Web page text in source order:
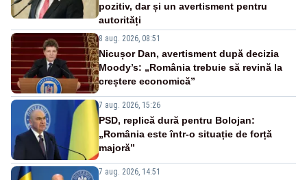
pozitiv, dar și un avertisment pentru
autorități
8 aug. 2026, 08:51
Nicușor Dan, avertisment după decizia
Moody’s: „România trebuie să revină la
creștere economică”
7 aug. 2026, 15:26
PSD, replică dură pentru Bolojan:
„România este într-o situație de forță
majoră”
7 aug. 2026, 14:51